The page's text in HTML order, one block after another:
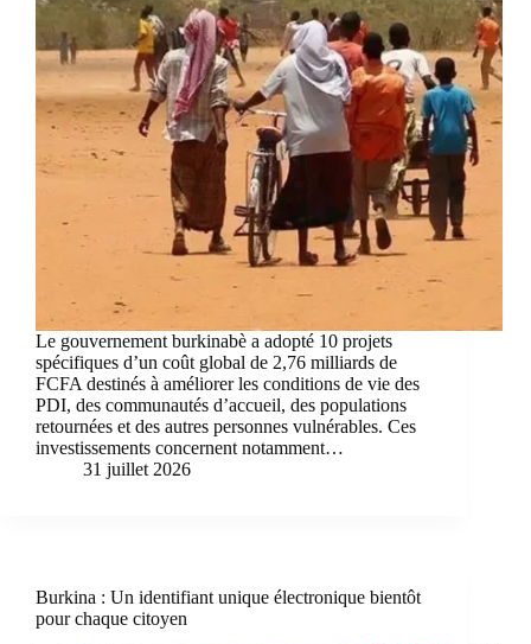
Le gouvernement burkinabè a adopté 10 projets
spécifiques d’un coût global de 2,76 milliards de
FCFA destinés à améliorer les conditions de vie des
PDI, des communautés d’accueil, des populations
retournées et des autres personnes vulnérables. Ces
investissements concernent notamment…
31 juillet 2026
Burkina : Un identifiant unique électronique bientôt
pour chaque citoyen